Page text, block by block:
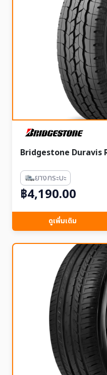
Bridgestone Duravis
ยางกระบะ
฿4,190.00
ดูเพิ่มเติม